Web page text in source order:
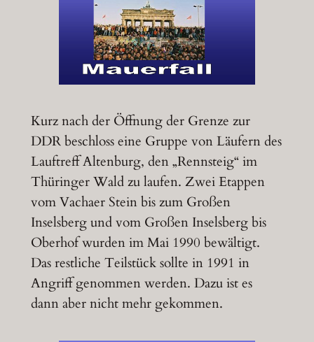
Kurz nach der Öffnung der Grenze zur
DDR beschloss eine Gruppe von Läufern des
Lauftreff Altenburg, den „Rennsteig“ im
Thüringer Wald zu laufen. Zwei Etappen
vom Vachaer Stein bis zum Großen
Inselsberg und vom Großen Inselsberg bis
Oberhof wurden im Mai 1990 bewältigt.
Das restliche Teilstück sollte in 1991 in
Angriff genommen werden. Dazu ist es
dann aber nicht mehr gekommen.